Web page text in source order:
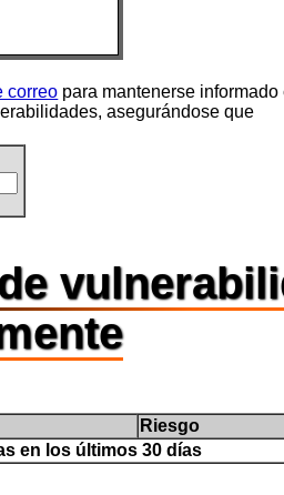
correo para mantenerse informado
asegurándose que
Riesgo
en los últimos 30 días